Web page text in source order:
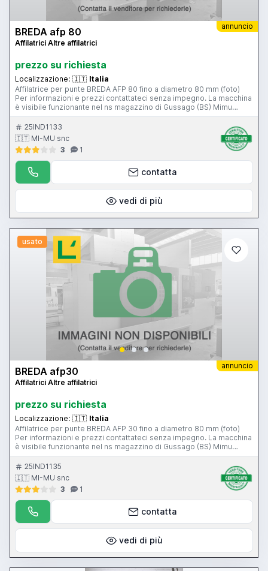
annuncio
BREDA afp 80
Affilatrici Altre affilatrici
prezzo su richiesta
Localizzazione: 🇮🇹 Italia
Affilatrice per punte BREDA AFP 80 fino a diametro 80 mm (foto)
Per informazioni e prezzi contattateci senza impegno. La macchina
è visibile funzionante nel ns magazzino di Gussago (BS) Mimu
Macchine Utensili
25IND1133
🇮🇹 MI-MU snc
3
1
contatta
vedi di più
usato
annuncio
BREDA afp30
Affilatrici Altre affilatrici
prezzo su richiesta
Localizzazione: 🇮🇹 Italia
Affilatrice per punte BREDA AFP 30 fino a diametro 80 mm (foto)
Per informazioni e prezzi contattateci senza impegno. La macchina
è visibile funzionante nel ns magazzino di Gussago (BS) Mimu
Macchine Utensili
25IND1135
🇮🇹 MI-MU snc
3
1
contatta
vedi di più